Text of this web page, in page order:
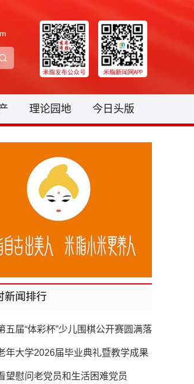
理论园地 今日头版
新闻排行
五届“体彩杯”少儿围棋公开赛圆满落
年大学2026届毕业典礼暨教学成果
望慰问老党员和生活困难党员